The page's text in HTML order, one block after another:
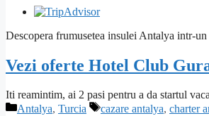
Descopera frumusetea insulei Antalya intr-
Vezi oferte Hotel Club
Iti reamintim, ai 2 pasi pentru a da startul
Categorii
Antalya, Turcia Etichete
cazare antalya, charter